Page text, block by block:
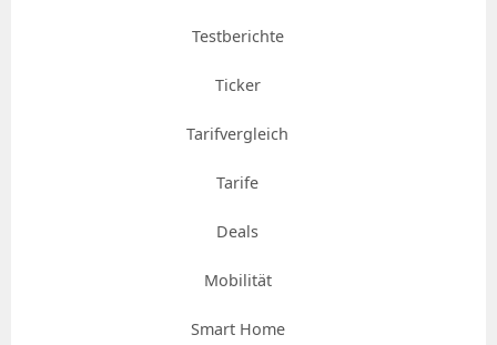
Testberichte
Ticker
Tarifvergleich
Tarife
Deals
Mobilität
Smart Home